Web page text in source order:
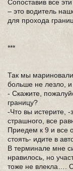
Сопоставив все
– это водитель
для прохода
***
Так мы
больше не лезло,
- Скажите,
границу?
-Что вы истерите,
страшного, все
Приедем к 9 и все
стоять- идите в
В терминале мне
нравилось, но
тоже не влекла….